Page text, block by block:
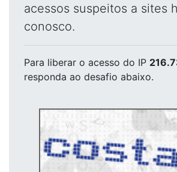
acessos suspeitos a sites
conosco.
Para liberar o acesso do IP
responda ao desafio abaixo.